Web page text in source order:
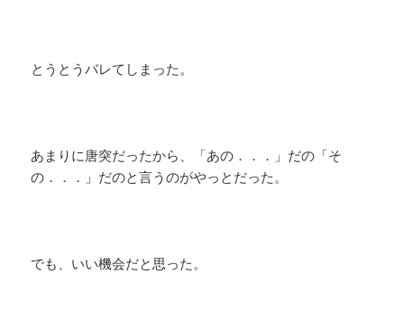
とうとうバレてしまった。
あまりに唐突だったから、「あの．．．」だの「そ
の．．．」だのと言うのがやっとだった。
でも、いい機会だと思った。